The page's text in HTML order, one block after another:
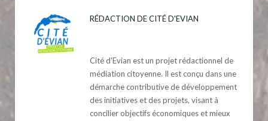
RÉDACTION DE CITÉ D'EVIAN
Cité d'Evian est un projet rédactionnel de
médiation citoyenne. Il est conçu dans une
démarche contributive de développement
des initiatives et des projets, visant à
concilier objectifs économiques et mieux